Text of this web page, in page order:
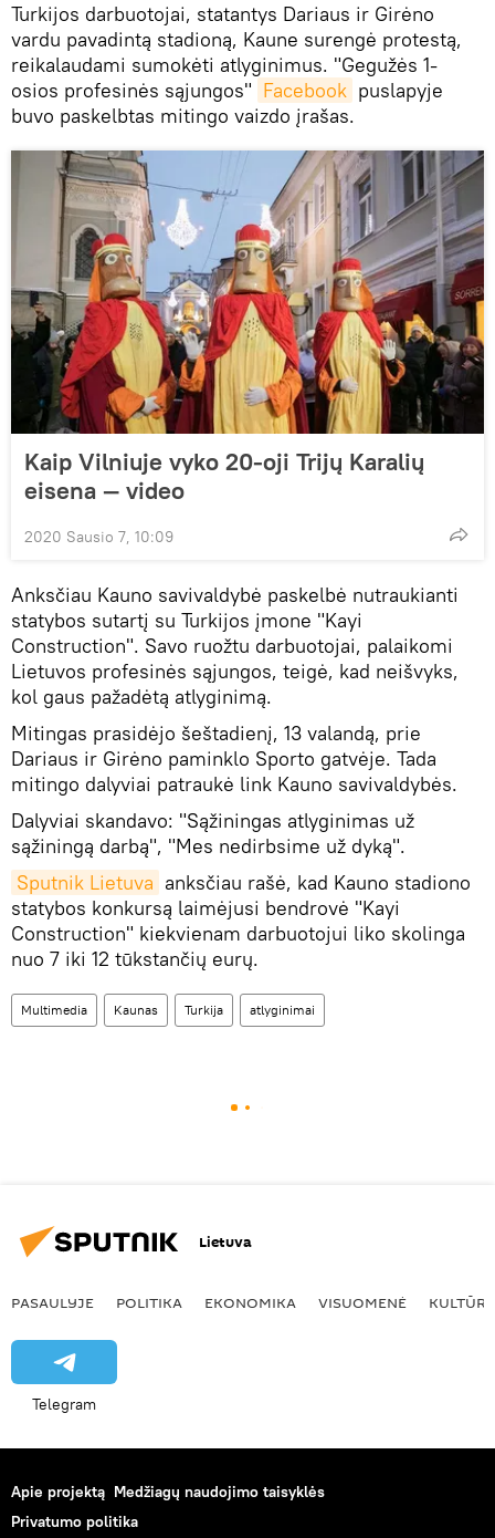
Turkijos darbuotojai, statantys Dariaus ir Girėno
vardu pavadintą stadioną, Kaune surengė protestą,
reikalaudami sumokėti atlyginimus. "Gegužės 1-
osios profesinės sąjungos" Facebook puslapyje
buvo paskelbtas mitingo vaizdo įrašas.
Kaip Vilniuje vyko 20-oji Trijų Karalių
eisena — video
2020 Sausio 7, 10:09
Anksčiau Kauno savivaldybė paskelbė nutraukianti
statybos sutartį su Turkijos įmone "Kayi
Construction". Savo ruožtu darbuotojai, palaikomi
Lietuvos profesinės sąjungos, teigė, kad neišvyks,
kol gaus pažadėtą atlyginimą.
Mitingas prasidėjo šeštadienį, 13 valandą, prie
Dariaus ir Girėno paminklo Sporto gatvėje. Tada
mitingo dalyviai patraukė link Kauno savivaldybės.
Dalyviai skandavo: "Sąžiningas atlyginimas už
sąžiningą darbą", "Mes nedirbsime už dyką".
Sputnik Lietuva anksčiau rašė, kad Kauno stadiono
statybos konkursą laimėjusi bendrovė "Kayi
Construction" kiekvienam darbuotojui liko skolinga
nuo 7 iki 12 tūkstančių eurų.
Multimedia Kaunas Turkija atlyginimai
Lietuva
PASAULYJE POLITIKA EKONOMIKA VISUOMENĖ KULTŪRA
Telegram
Apie projektą Medžiagų naudojimo taisyklės
Privatumo politika